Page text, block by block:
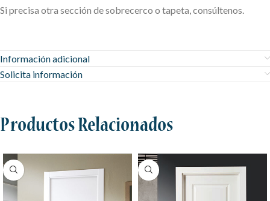
Si precisa otra sección de sobrecerco o tapeta, consúltenos.
Información adicional
Solicita información
Productos Relacionados